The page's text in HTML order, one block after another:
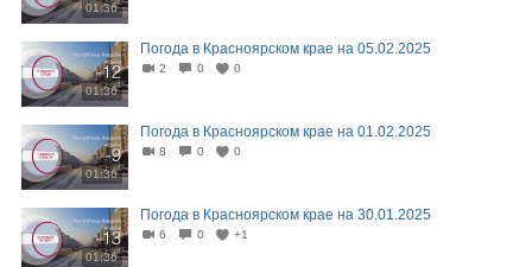
01:36
01:36
Погода в Красноярском крае на 05.02.2025
2 0 0
01:36
Погода в Красноярском крае на 01.02.2025
8 0 0
01:36
Погода в Красноярском крае на 30.01.2025
6 0 +1